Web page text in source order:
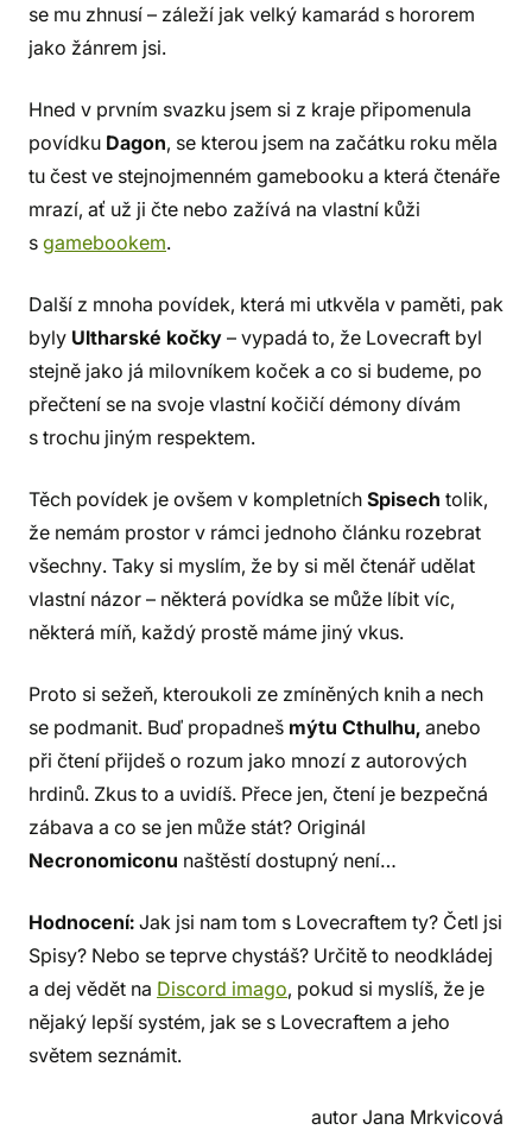
se mu zhnusí – záleží jak velký kamarád s hororem
jako žánrem jsi.
Hned v prvním svazku jsem si z kraje připomenula
povídku Dagon, se kterou jsem na začátku roku měla
tu čest ve stejnojmenném gamebooku a která čtenáře
mrazí, ať už ji čte nebo zažívá na vlastní kůži
s gamebookem.
Další z mnoha povídek, která mi utkvěla v paměti, pak
byly Ultharské kočky – vypadá to, že Lovecraft byl
stejně jako já milovníkem koček a co si budeme, po
přečtení se na svoje vlastní kočičí démony dívám
s trochu jiným respektem.
Těch povídek je ovšem v kompletních Spisech tolik,
že nemám prostor v rámci jednoho článku rozebrat
všechny. Taky si myslím, že by si měl čtenář udělat
vlastní názor – některá povídka se může líbit víc,
některá míň, každý prostě máme jiný vkus.
Proto si sežeň, kteroukoli ze zmíněných knih a nech
se podmanit. Buď propadneš mýtu Cthulhu, anebo
při čtení přijdeš o rozum jako mnozí z autorových
hrdinů. Zkus to a uvidíš. Přece jen, čtení je bezpečná
zábava a co se jen může stát? Originál
Necronomiconu naštěstí dostupný není…
Hodnocení: Jak jsi nam tom s Lovecraftem ty? Četl jsi
Spisy? Nebo se teprve chystáš? Určitě to neodkládej
a dej vědět na Discord imago, pokud si myslíš, že je
nějaký lepší systém, jak se s Lovecraftem a jeho
světem seznámit.
autor Jana Mrkvicová